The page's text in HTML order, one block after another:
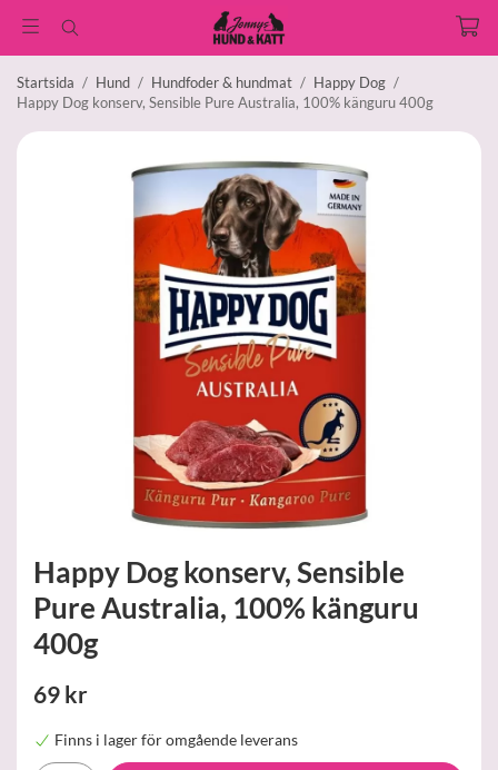
Startsida / Hund / Hundfoder & hundmat / Happy Dog /
Happy Dog konserv, Sensible Pure Australia, 100% känguru 400g
Happy Dog konserv, Sensible
Pure Australia, 100% känguru
400g
69 kr
Finns i lager för omgående leverans